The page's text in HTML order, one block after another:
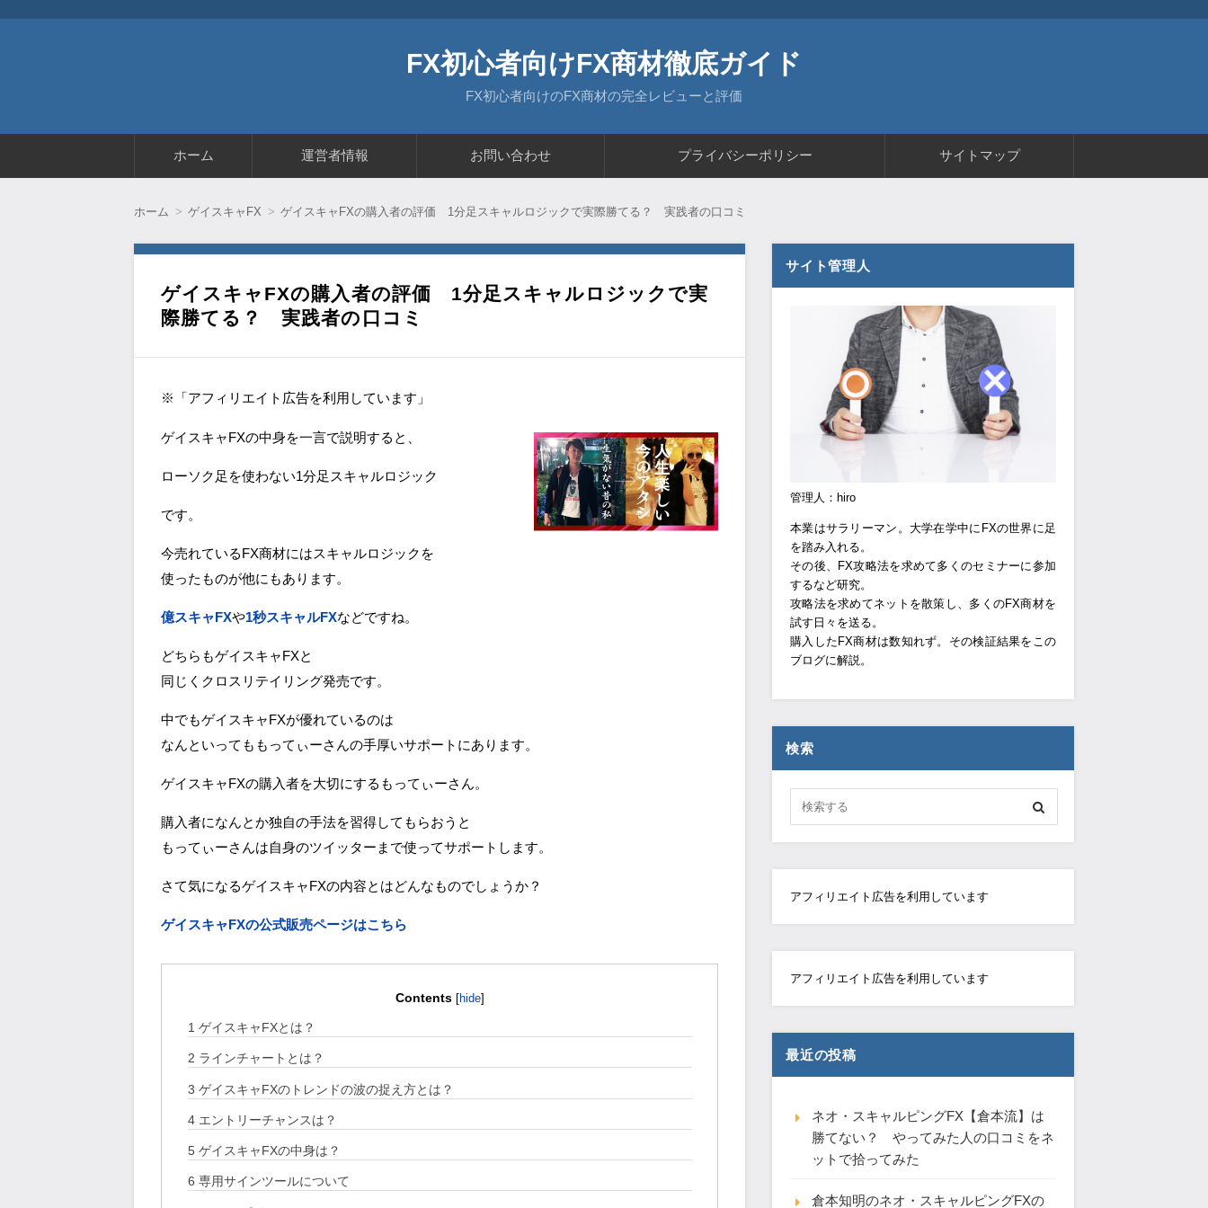
FX初心者向けFX商材徹底ガイド
FX初心者向けのFX商材の完全レビューと評価
ホーム 運営者情報 お問い合わせ プライバシーポリシー サイトマップ
ホーム ゲイスキャFX ゲイスキャFXの購入者の評価 1分足スキャルロジックで実際勝てる？ 実践者の口コミ
ゲイスキャFXの購入者の評価 1分足スキャルロジックで実
際勝てる？ 実践者の口コミ
※「アフィリエイト広告を利用しています」
ゲイスキャFXの中身を一言で説明すると、
ローソク足を使わない1分足スキャルロジック
です。
今売れているFX商材にはスキャルロジックを
使ったものが他にもあります。
億スキャFXや1秒スキャルFXなどですね。
どちらもゲイスキャFXと
同じくクロスリテイリング発売です。
中でもゲイスキャFXが優れているのは
なんといってももってぃーさんの手厚いサポートにあります。
ゲイスキャFXの購入者を大切にするもってぃーさん。
購入者になんとか独自の手法を習得してもらおうと
もってぃーさんは自身のツイッターまで使ってサポートします。
さて気になるゲイスキャFXの内容とはどんなものでしょうか？
ゲイスキャFXの公式販売ページはこちら
Contents [hide]
1 ゲイスキャFXとは？
2 ラインチャートとは？
3 ゲイスキャFXのトレンドの波の捉え方とは？
4エントリーチャンスは？
5ゲイスキャFXの中身は？
6 専用サインツールについて
サイト管理人
管理人：hiro
本業はサラリーマン。大学在学中にFXの世界に足
を踏み入れる。
その後、FX攻略法を求めて多くのセミナーに参加
するなど研究。
攻略法を求めてネットを散策し、多くのFX商材を
試す日々を送る。
購入したFX商材は数知れず。その検証結果をこの
ブログに解説。
検索
アフィリエイト広告を利用しています
アフィリエイト広告を利用しています
最近の投稿
ネオ・スキャルピングFX【倉本流】は
勝てない？ やってみた人の口コミをネ
ットで拾ってみた
倉本知明のネオ・スキャルピングFXの